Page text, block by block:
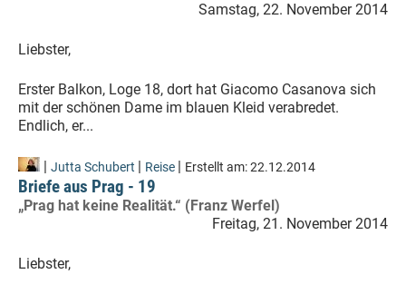
Samstag, 22. November 2014
Liebster,
Erster Balkon, Loge 18, dort hat Giacomo Casanova sich
mit der schönen Dame im blauen Kleid verabredet.
Endlich, er...
| Jutta Schubert | Reise | Erstellt am:22.12.2014
Briefe aus Prag - 19
„Prag hat keine Realität.“ (Franz Werfel)
Freitag, 21. November 2014
Liebster,